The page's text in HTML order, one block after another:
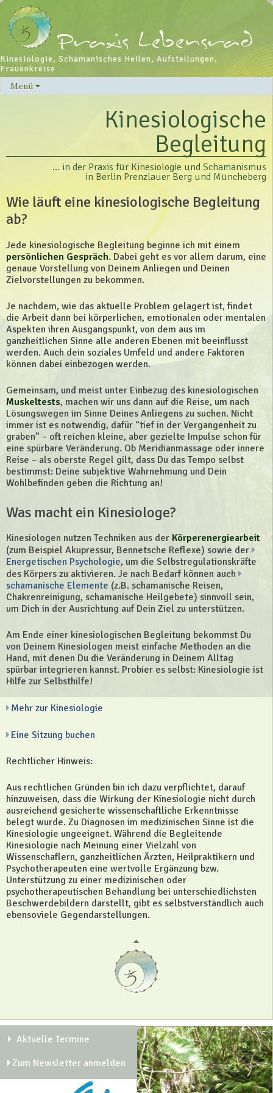
Kinesiologie, Schamanisches Heilen, Aufstellungen,
Frauenkreise
Menü
Skip
Kinesiologische
Begleitung
… in der Praxis für Kinesiologie und Schamanismus
in Berlin Prenzlauer Berg und Müncheberg
Wie läuft eine kinesiologische Begleitung
ab?
Jede kinesiologische Begleitung beginne ich mit einem
persönlichen Gespräch. Dabei geht es vor allem darum, eine
genaue Vorstellung von Deinem Anliegen und Deinen
Zielvorstellungen zu bekommen.
Je nachdem, wie das aktuelle Problem gelagert ist, findet
die Arbeit dann bei körperlichen, emotionalen oder mentalen
Aspekten ihren Ausgangspunkt, von dem aus im
ganzheitlichen Sinne alle anderen Ebenen mit beeinflusst
werden. Auch dein soziales Umfeld und andere Faktoren
können dabei einbezogen werden.
Gemeinsam, und meist unter Einbezug des kinesiologischen
Muskeltests, machen wir uns dann auf die Reise, um nach
Lösungswegen im Sinne Deines Anliegens zu suchen. Nicht
immer ist es notwendig, dafür “tief in der Vergangenheit zu
graben” – oft reichen kleine, aber gezielte Impulse schon für
eine spürbare Veränderung. Ob Meridianmassage oder innere
Reise – als oberste Regel gilt, dass Du das Tempo selbst
bestimmst: Deine subjektive Wahrnehmung und Dein
Wohlbefinden geben die Richtung an!
Was macht ein Kinesiologe?
Kinesiologen nutzen Techniken aus der Körperenergiearbeit
(zum Beispiel Akupressur, Bennetsche Reflexe) sowie der
Energetischen Psychologie, um die Selbstregulationskräfte
des Körpers zu aktivieren. Je nach Bedarf können auch
schamanische Elemente (z.B. schamanische Reisen,
Chakrenreinigung, schamanische Heilgebete) sinnvoll sein,
um Dich in der Ausrichtung auf Dein Ziel zu unterstützen.
Am Ende einer kinesiologischen Begleitung bekommst Du
von Deinem Kinesiologen meist einfache Methoden an die
Hand, mit denen Du die Veränderung in Deinem Alltag
spürbar integrieren kannst. Probier es selbst: Kinesiologie ist
Hilfe zur Selbsthilfe!
Mehr zur Kinesiologie
Eine Sitzung buchen
Rechtlicher Hinweis:
Aus rechtlichen Gründen bin ich dazu verpflichtet, darauf
hinzuweisen, dass die Wirkung der Kinesiologie nicht durch
ausreichend gesicherte wissenschaftliche Erkenntnisse
belegt wurde. Zu Diagnosen im medizinischen Sinne ist die
Kinesiologie ungeeignet. Während die Begleitende
Kinesiologie nach Meinung einer Vielzahl von
Wissenschaflern, ganzheitlichen Ärzten, Heilpraktikern und
Psychotherapeuten eine wertvolle Ergänzung bzw.
Unterstützung zu einer medizinischen oder
psychotherapeutischen Behandlung bei unterschiedlichsten
Beschwerdebildern darstellt, gibt es selbstverständlich auch
ebensoviele Gegendarstellungen.
Aktuelle Termine
Zum Newsletter anmelden